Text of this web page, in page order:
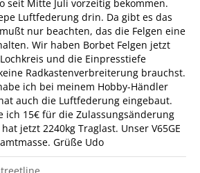
seit Mitte Juli vorzeitig bekommen.
Luftfederung drin. Da gibt es das
nur beachten, das die Felgen eine
Wir haben Borbet Felgen jetzt
und die Einpresstiefe
Radkastenverbreiterung brauchst.
ich bei meinem Hobby-Händler
auch die Luftfederung eingebaut.
ich 15€ für die Zulassungsänderung
jetzt 2240kg Traglast. Unser V65GE
Grüße Udo